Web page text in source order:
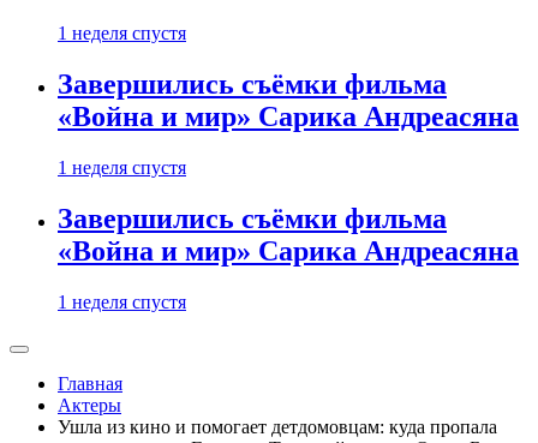
1 неделя спустя
Завершились съёмки фильма
«Война и мир» Сарика Андреасяна
1 неделя спустя
Завершились съёмки фильма
«Война и мир» Сарика Андреасяна
1 неделя спустя
Главная
Актеры
Ушла из кино и помогает детдомовцам: куда пропала